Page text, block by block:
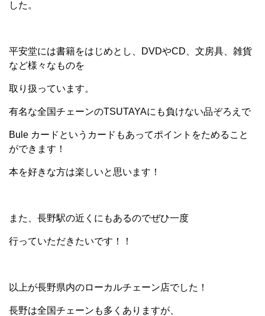
した。
平安堂には書籍をはじめとし、DVDやCD、文房具、雑貨
など様々なものを
取り扱っています。
有名な全国チェーンのTSUTAYAにも負けない品ぞろえで
Bule カードというカードもあってポイントをためること
ができます！
本を好きな方は楽しいと思います！
また、長野駅の近くにもあるのでぜひ一度
行っていただきたいです！！
以上が長野県内のローカルチェーン店でした！
長野は全国チェーンも多くありますが、